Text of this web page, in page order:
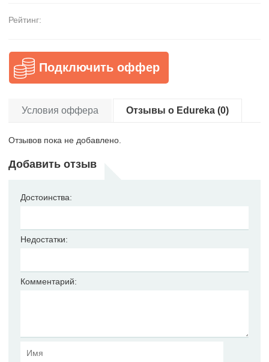
Рейтинг:
Подключить оффер
Условия оффера Отзывы о Edureka (0)
Отзывов пока не добавлено.
Добавить отзыв
Достоинства:
Недостатки:
Комментарий: